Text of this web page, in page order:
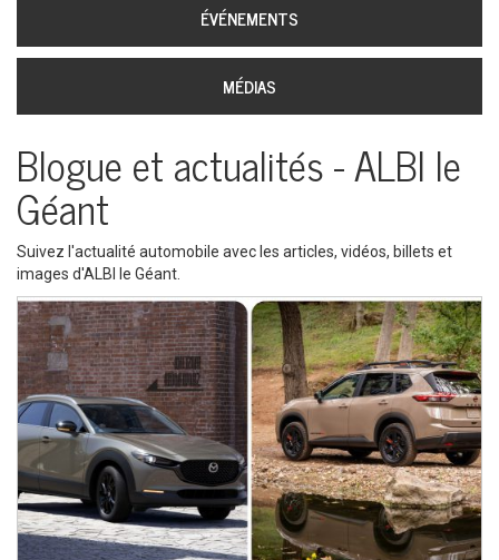
Service après-vente
Concessions
Appeler nous maintenant!
Appeler nous maintenant!
1 855 771-2524
ÉVÉNEMENTS
MÉDIAS
Blogue et actualités - ALBI le
Géant
Suivez l'actualité automobile avec les articles, vidéos, billets et
images d'ALBI le Géant.